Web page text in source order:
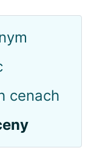
cenach